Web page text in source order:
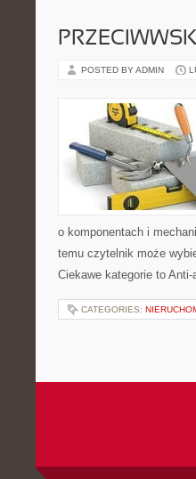
POSTED BY ADMIN
o komponentach i
temu czytelnik może
Ciekawe kategorie to
CATEGORIES: